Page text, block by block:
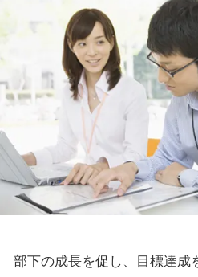
部下の成長を促し、目標達成